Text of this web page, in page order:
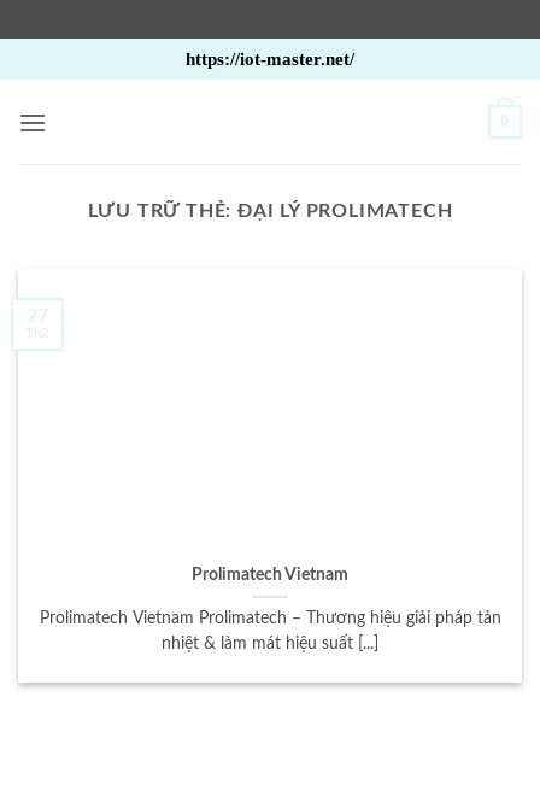
qua
nội
https://iot-master.net/
0
LƯU TRỮ THẺ: ĐẠI LÝ PROLIMATECH
Prolimatech Vietnam
Prolimatech Vietnam Prolimatech – Thương hiệu giải pháp tản
nhiệt & làm mát hiệu suất [...]
27
Th2